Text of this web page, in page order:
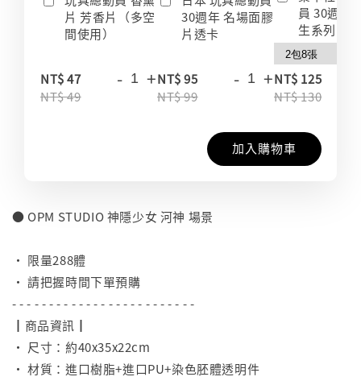
片 芳香片（多空
間使用）
NT$ 47
NT$ 49
- +
30週年 名場面膠
片透卡
NT$ 95
NT$ 99
- +
員 30週年
生系列 收
NT$ 125
NT$ 130
加入購物車
● OPM STUDIO 神隱少女 河神 場景
• 限量288體
• 請把握時間下單預購
- - - - - - - - - - - - - - - - - - - - - - - - -
┃商品資訊┃
• 尺寸：約40x35x22cm
• 材質：進口樹脂+進口PU+染色胚體透明件